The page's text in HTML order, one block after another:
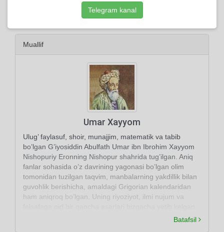
Muallif
Umar Xayyom
Ulug’ faylasuf, shoir, munajjim, matematik va tabib
bo’lgan G’iyosiddin Abulfath Umar ibn Ibrohim Xayyom
Nishopuriy Eronning Nishopur shahrida tug’ilgan. Aniq
fanlar sohasida o’z davrining yagonasi bo’lgan olim
tomonidan tuzilgan taqvim, manbalarning yakdillik bilan
guvohlik berishicha, amaldagi Grigorian kalendaridan
ham aniqroq bo’lgan. Uning riyoziyot, ilmi nujum va
Batafsil
Telegram kanal